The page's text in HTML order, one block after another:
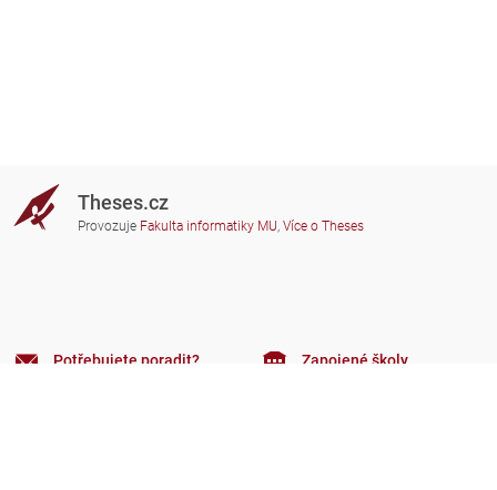
Theses.cz
Provozuje Fakulta informatiky MU, Více o Theses
Potřebujete poradit? Zapojené školy